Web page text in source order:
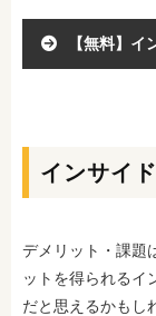
【無料】
インサイ
デメリット・課題
ットを得られるイ
だと思えるかもし